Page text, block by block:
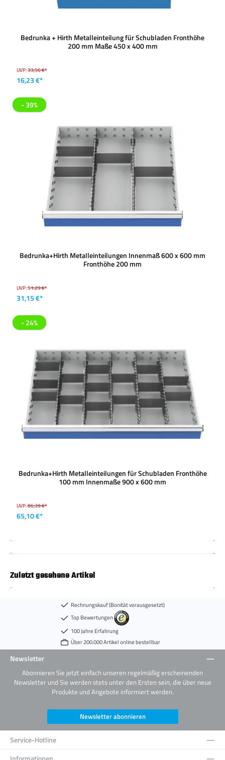
Bedrunka + Hirth Metalleinteilung für Schubladen Fronthöhe
200 mm Maße 450 x 400 mm
UVP:33,56 €*
16,23 €*
- 39%
Bedrunka+Hirth Metalleinteilungen Innenmaß 600 x 600 mm
Fronthöhe 200 mm
UVP:51,29 €*
31,15 €*
- 24%
Bedrunka+Hirth Metalleinteilungen für Schubladen Fronthöhe
100 mm Innenmaße 900 x 600 mm
UVP:86,39 €*
65,10 €*
Zuletzt gesehene Artikel
Rechnungskauf (Bonität vorausgesetzt)
Top Bewertungen
100 Jahre Erfahrung
Über 200.000 Artikel online bestellbar
Newsletter
Abonnieren Sie jetzt einfach unseren regelmäßig erscheinenden
Newsletter und Sie werden stets unter den Ersten sein, die über neue
Produkte und Angebote informiert werden.
Newsletter abonnieren
Service-Hotline